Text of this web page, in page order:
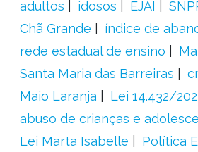
adultos
idosos EJAI
Chã Grande
índice de
rede estadual de ensino
Santa Maria das Barreiras
Maio Laranja
Lei 14.432/202
abuso de crianças e
Lei Marta Isabelle
Política